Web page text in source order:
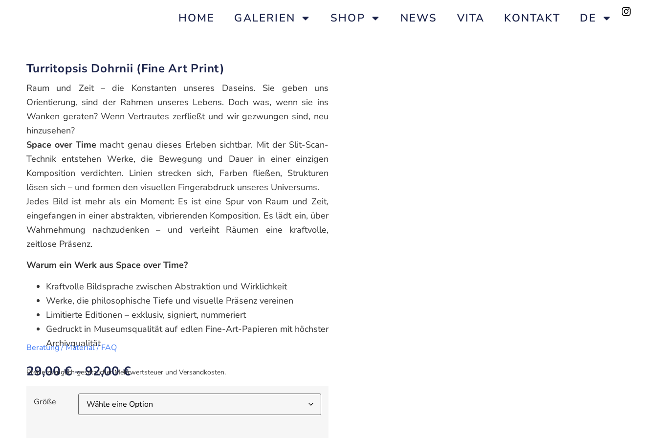
HOME GALERIEN SHOP NEWS VITA KONTAKT DE
Turritopsis Dohrnii (Fine Art Print)
Raum und Zeit – die Konstanten unseres Daseins. Sie geben uns
Orientierung, sind der Rahmen unseres Lebens. Doch was, wenn sie ins
Wanken geraten? Wenn Vertrautes zerfließt und wir gezwungen sind, neu
hinzusehen?
Space over Time macht genau dieses Erleben sichtbar. Mit der Slit-Scan-
Technik entstehen Werke, die Bewegung und Dauer in einer einzigen
Komposition verdichten. Linien strecken sich, Farben fließen, Strukturen
lösen sich – und formen den visuellen Fingerabdruck unseres Universums.
Jedes Bild ist mehr als ein Moment: Es ist eine Spur von Raum und Zeit,
eingefangen in einer abstrakten, vibrierenden Komposition. Es lädt ein, über
Wahrnehmung nachzudenken – und verleiht Räumen eine kraftvolle,
zeitlose Präsenz.
Warum ein Werk aus Space over Time?
Kraftvolle Bildsprache zwischen Abstraktion und Wirklichkeit
Werke, die philosophische Tiefe und visuelle Präsenz vereinen
Limitierte Editionen – exklusiv, signiert, nummeriert
Gedruckt in Museumsqualität auf edlen Fine-Art-Papieren mit höchster
Archivqualität
Beratung / Material / FAQ
29,00€–92,00€
Preise zuzüglich gesetzlicher Mehrwertsteuer und Versandkosten.
Größe